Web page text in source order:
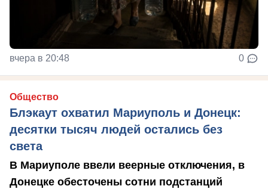
вчера в 20:48 0
Общество
Блэкаут охватил Мариуполь и Донецк:
десятки тысяч людей остались без
света
В Мариуполе ввели веерные отключения, в
Донецке обесточены сотни подстанций